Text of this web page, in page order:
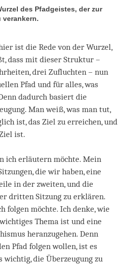
des Pfadgeistes, der zur
verankern.
ist die Rede von der Wurzel,
dass mit dieser Struktur –
drei Zufluchten – nun
Pfad und für alles, was
dadurch basiert die
Man weiß, was man tut,
ist, das Ziel zu erreichen, und
ist.
ich erläutern möchte. Mein
die wir haben, eine
in der zweiten, und die
dritten Sitzung zu erklären.
folgen möchte. Ich denke, wie
Thema ist und eine
heranzugehen. Denn
Pfad folgen wollen, ist es
wichtig, die Überzeugung zu